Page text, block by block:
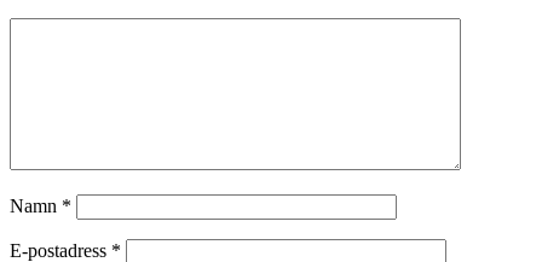
Namn *
E-postadress *